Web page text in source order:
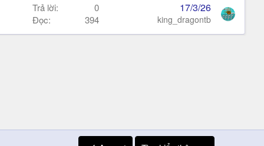
Trả lời
0
Đọc
394
17/3/26
king_dragontb